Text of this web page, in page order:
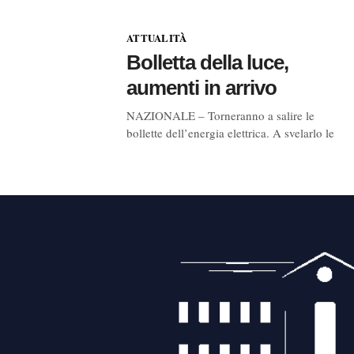
ATTUALITÀ
Bolletta della luce,
aumenti in arrivo
NAZIONALE – Torneranno a salire le
bollette dell’energia elettrica. A svelarlo le